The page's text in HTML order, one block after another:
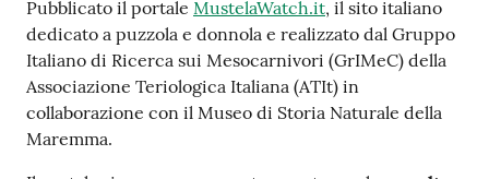
Scrivici
Pubblicato il portale MustelaWatch.it, il sito italiano
dedicato a puzzola e donnola e realizzato dal Gruppo
Italiano di Ricerca sui Mesocarnivori (GrIMeC) della
Associazione Teriologica Italiana (ATIt) in
collaborazione con il Museo di Storia Naturale della
Maremma.